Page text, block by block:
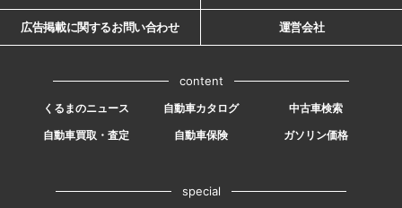
広告掲載に関するお問い合わせ 運営会社
content
くるまのニュース 自動車カタログ
中古車検索
自動車買取・査定
自動車保険 ガソリン価格
special